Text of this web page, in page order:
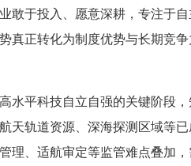
敢于投入、愿意深耕，专注于
真正转化为制度优势与长期竞
水平科技自立自强的关键阶段
天轨道资源、深海探测区域等
理、适航审定等监管难点叠加